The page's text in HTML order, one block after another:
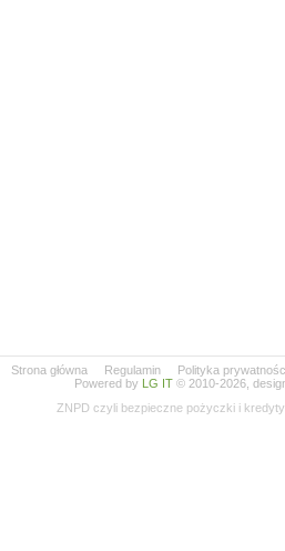
Strona główna Regulamin Polityka
Powered by
LG IT © 2010-2026,
ZNPD czyli bezpieczne pożyczki i